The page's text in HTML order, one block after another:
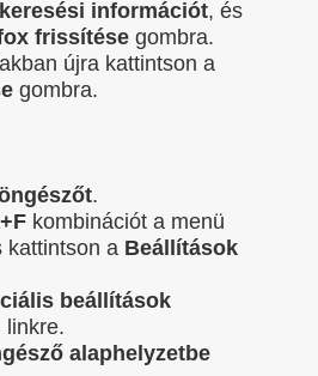
információt, és
frissítése gombra.
újra kattintson a
gombra.
.
kombinációt a menü
kattintson a Beállítások
beállítások
linkre.
alaphelyzetbe